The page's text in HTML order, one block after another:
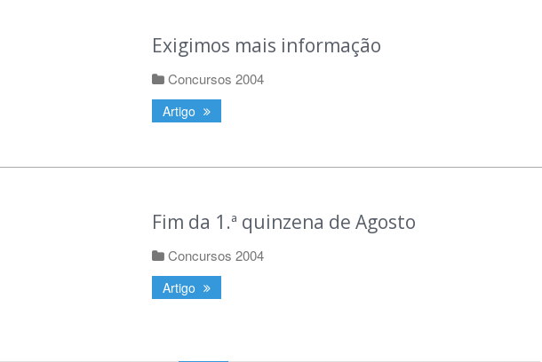
Exigimos mais informação
Concursos 2004
Artigo
Fim da 1.ª quinzena de Agosto
Concursos 2004
Artigo